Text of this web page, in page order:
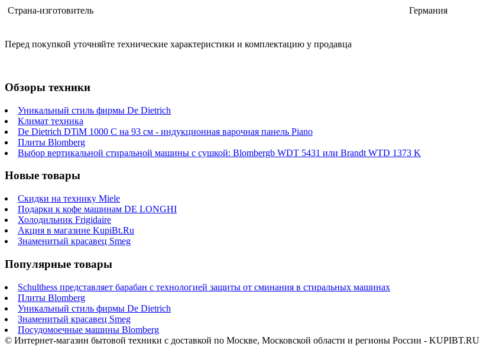
Страна-изготовитель
Германия
Перед покупкой уточняйте технические характеристики и комплектацию у продавца
Обзоры техники
Уникальный стиль фирмы De Dietrich
Климат техника
De Dietrich DTiM 1000 C на 93 см - индукционная варочная панель Piano
Плиты Blomberg
Выбор вертикальной стиральной машины с сушкой: Blombergb WDT 5431 или Brandt WTD 1373 K
Новые товары
Скидки на технику Miele
Подарки к кофе машинам DE LONGHI
Холодильник Frigidaire
Акция в магазине KupiBt.Ru
Знаменитый красавец Smeg
Популярные товары
Schulthess представляет барабан с технологией защиты от сминания в стиральных машинах
Плиты Blomberg
Уникальный стиль фирмы De Dietrich
Знаменитый красавец Smeg
Посудомоечные машины Blomberg
© Интернет-магазин бытовой техники с доставкой по Москве, Московской области и регионы России - KUPIBT.RU